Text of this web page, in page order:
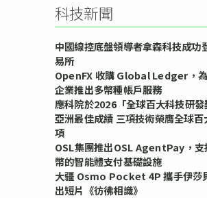
科技新聞
中國線控底盤領導者拿森科技成功
易所
OpenFX 收購 Global Ledger，
企業推出多幣種帳戶服務
應科院於2026「全球百大科技研發
亞洲最佳成績 三項技術榮膺全球百
項
OSL集團推出OSL AgentPay，支
幣的智能體支付基礎設施
大疆 Osmo Pocket 4P 攜手伊莎
出短片《彷彿相識》